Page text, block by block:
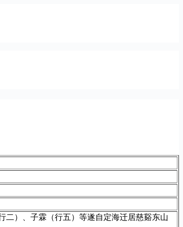
二）、子霖（行五）等遂自定海迁居慈谿东山